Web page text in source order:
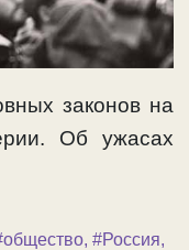
законов на
Об ужасах
, #Россия,